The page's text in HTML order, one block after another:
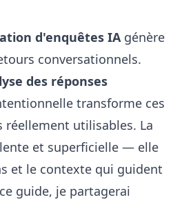
d'enquêtes IAgénère
conversationnels.
des réponses
transforme ces
réellement utilisables. La
et superficielle — elle
et le contexte qui guident
guide, je partagerai